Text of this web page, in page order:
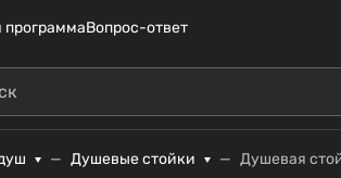
программаВопрос-ответ
Душевые стойки Душевая